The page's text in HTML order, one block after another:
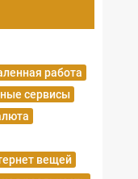
работа
сервисы
вещей